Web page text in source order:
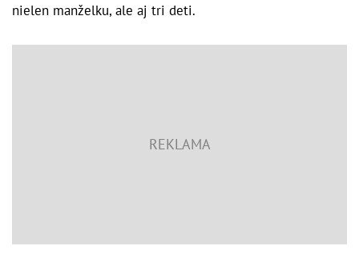
nielen manželku, ale aj tri deti.